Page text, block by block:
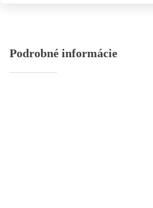
Podrobné informácie